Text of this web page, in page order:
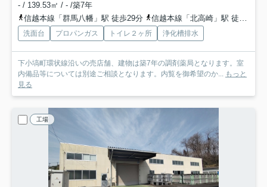
- / 139.53㎡ / - /築7年
信越本線「群馬八幡」駅 徒歩29分
信越本線「北高崎」駅 徒歩43分
洗面台 プロパンガス トイレ２ヶ所 浄化槽排水
下小塙町環状線沿いの売店舗、建物は築7年の調剤薬局となります。室
内備品等については別途ご相談となります。内覧を御希望のか... もっと
見る
工場